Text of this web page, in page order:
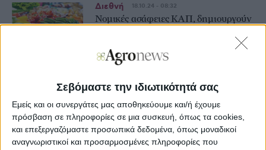
Σεβόμαστε την ιδιωτικότητά σας
Εμείς και οι συνεργάτες μας αποθηκεύουμε και/ή έχουμε
πρόσβαση σε πληροφορίες σε μια συσκευή, όπως τα cookies,
και επεξεργαζόμαστε προσωπικά δεδομένα, όπως μοναδικοί
αναγνωριστικοί και προσαρμοσμένες πληροφορίες που
Διεθνή 18.10.24 - 08:32
Νομικές ασάφειες ΚΑΠ, δημιουργούν
Ομάδων Παραγωγών φρούτων και
λαχανικών
Θεσμικά
Ελαιόλαδο και φρούτα ανέβασαν
19,1% τον δείκτη εσόδων στη γεωργία